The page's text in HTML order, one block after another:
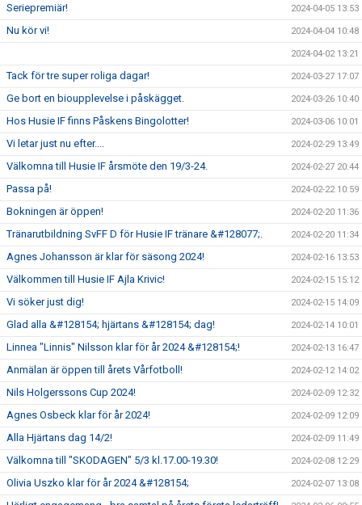
Seriepremiär! 2024-04-05 13:53
Nu kör vi! 2024-04-04 10:48
2024-04-02 13:21
Tack för tre super roliga dagar! 2024-03-27 17:07
Ge bort en bioupplevelse i påskägget. 2024-03-26 10:40
Hos Husie IF finns Påskens Bingolotter! 2024-03-06 10:01
Vi letar just nu efter.... 2024-02-29 13:49
Välkomna till Husie IF årsmöte den 19/3-24. 2024-02-27 20:44
Passa på! 2024-02-22 10:59
Bokningen är öppen! 2024-02-20 11:36
Tränarutbildning SvFF D för Husie IF tränare &#128077;. 2024-02-20 11:34
Agnes Johansson är klar för säsong 2024! 2024-02-16 13:53
Välkommen till Husie IF Ajla Krivic! 2024-02-15 15:12
Vi söker just dig! 2024-02-15 14:09
Glad alla &#128154; hjärtans &#128154; dag! 2024-02-14 10:01
Linnea "Linnis" Nilsson klar för år 2024 &#128154;! 2024-02-13 16:47
Anmälan är öppen till årets Vårfotboll! 2024-02-12 14:02
Nils Holgerssons Cup 2024! 2024-02-09 12:32
Agnes Osbeck klar för år 2024! 2024-02-09 12:09
Alla Hjärtans dag 14/2! 2024-02-09 11:49
Välkomna till "SKODAGEN" 5/3 kl.17.00-19.30! 2024-02-08 12:29
Olivia Uszko klar för år 2024 &#128154; 2024-02-07 13:08